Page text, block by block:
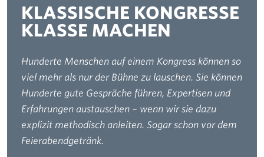
KLASSISCHE KONGRESSE
KLASSE MACHEN
Hunderte Menschen auf einem Kongress können so
viel mehr als nur der Bühne zu lauschen. Sie können
Hunderte gute Gespräche führen, Expertisen und
Erfahrungen austauschen – wenn wir sie dazu
explizit methodisch anleiten. Sogar schon vor dem
Feierabendgetränk.